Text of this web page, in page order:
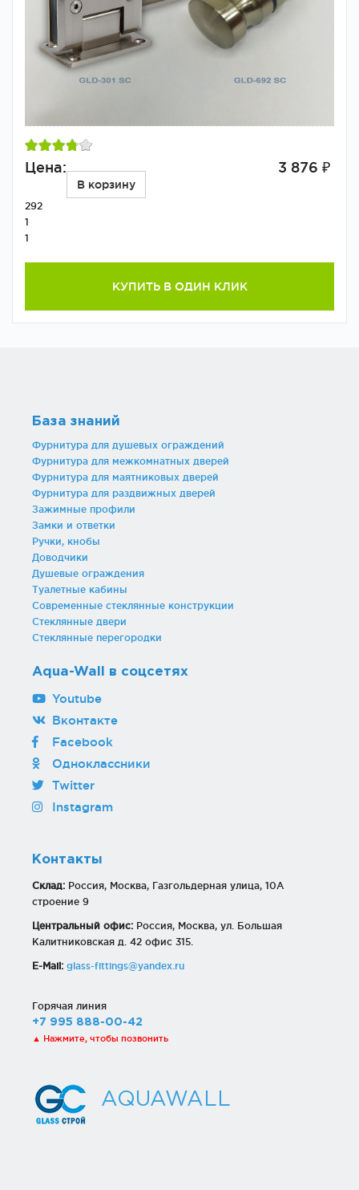
Цена: 3 876 ₽
В корзину
292
1
1
КУПИТЬ В ОДИН КЛИК
База знаний
Фурнитура для душевых ограждений
Фурнитура для межкомнатных дверей
Фурнитура для маятниковых дверей
Фурнитура для раздвижных дверей
Зажимные профили
Замки и ответки
Ручки, кнобы
Доводчики
Душевые ограждения
Туалетные кабины
Современные стеклянные конструкции
Стеклянные двери
Стеклянные перегородки
Aqua-Wall в соцсетях
Youtube
Вконтакте
Facebook
Одноклассники
Twitter
Instagram
Контакты
Склад: Россия, Москва, Газгольдерная улица, 10А
строение 9
Центральный офис: Россия, Москва, ул. Большая
Калитниковская д. 42 офис 315.
E-Mail: glass-fittings@yandex.ru
Горячая линия
+7 995 888-00-42
▲ Нажмите, чтобы позвонить
AQUAWALL